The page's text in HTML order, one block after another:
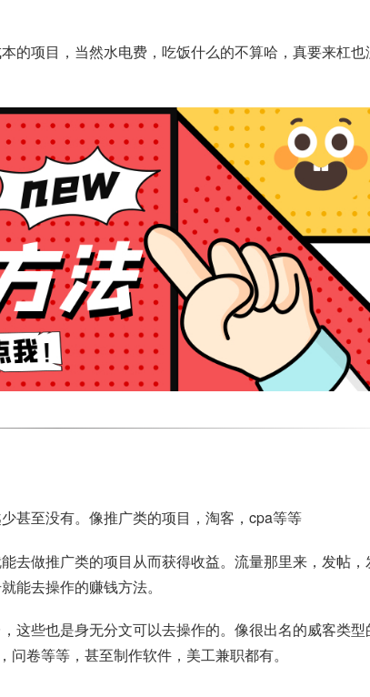
的项目，当然水电费，吃饭什么的不算哈，真要来杠也
甚至没有。像推广类的项目，淘客，cpa等等
去做推广类的项目从而获得收益。流量那里来，发帖，
能去操作的赚钱方法。
这些也是身无分文可以去操作的。像很出名的威客类型
卷等等，甚至制作软件，美工兼职都有。